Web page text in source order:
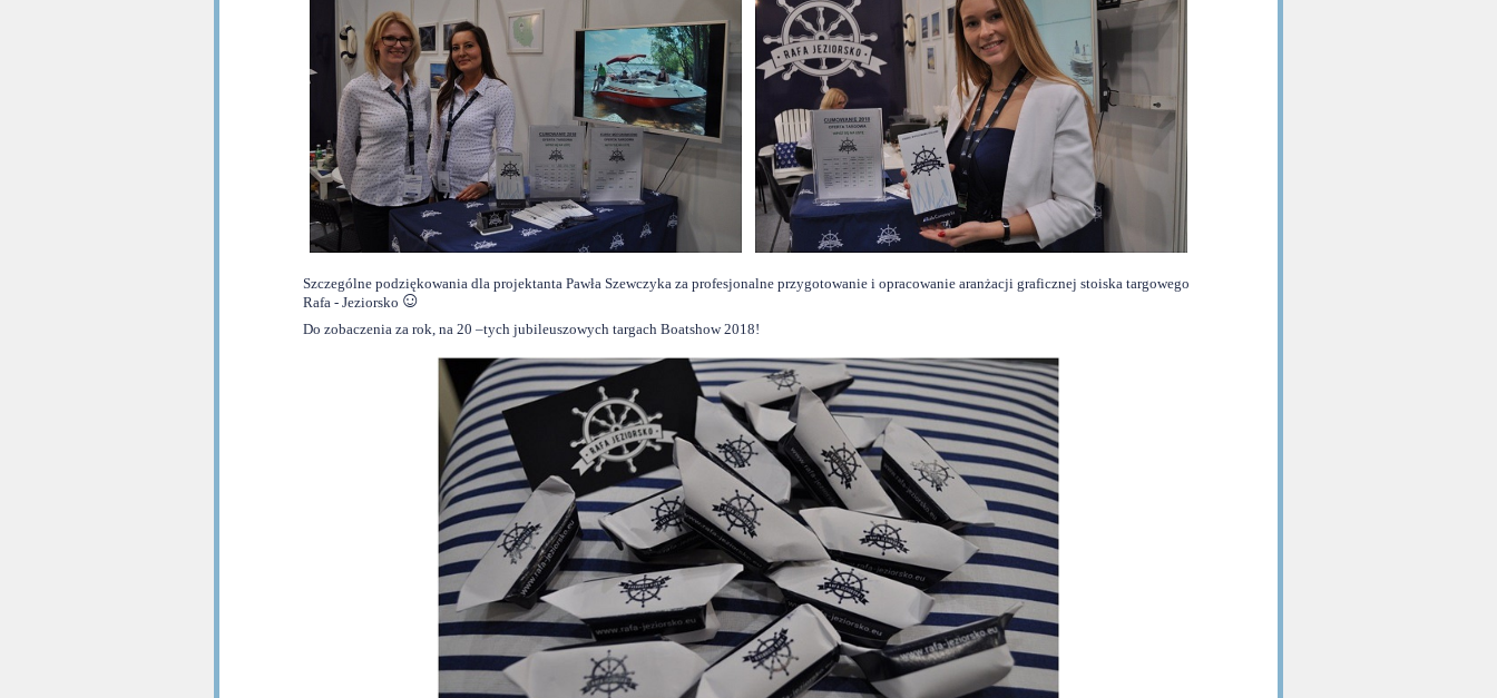
Szczególne podziękowania dla projektanta Pawła Szewczyka za profesjonalne przygotowanie i opracowanie aranżacji graficznej stoiska targowego
Rafa - Jeziorsko ☺
Do zobaczenia za rok, na 20 –tych jubileuszowych targach Boatshow 2018!